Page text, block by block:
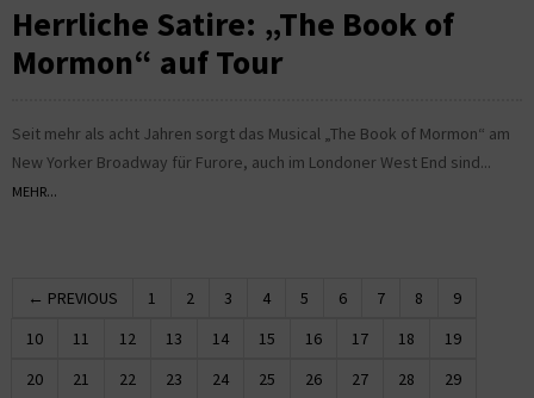
Herrliche Satire: „The Book of
Mormon“ auf Tour
Seit mehr als acht Jahren sorgt das Musical „The Book of Mormon“ am
New Yorker Broadway für Furore, auch im Londoner West End sind...
MEHR...
← PREVIOUS 1 2 3 4 5 6 7 8
9
10
11 12 13 14 15 16 17 18
19
20
21 22 23 24 25 26 27 28
29